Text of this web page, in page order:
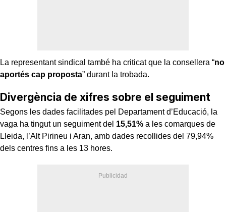
La representant sindical també ha criticat que la consellera “no
aportés cap proposta” durant la trobada.
Divergència de xifres sobre el seguiment
Segons les dades facilitades pel Departament d’Educació, la
vaga ha tingut un seguiment del 15,51% a les comarques de
Lleida, l’Alt Pirineu i Aran, amb dades recollides del 79,94%
dels centres fins a les 13 hores.